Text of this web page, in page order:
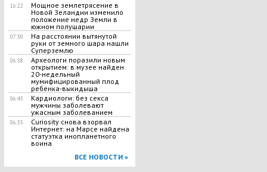
16:22
Мощное землетрясение в
Новой Зеландии изменило
положение недр Земли в
южном полушарии
07:30
На расстоянии вытянутой
руки от земного шара нашли
Суперземлю
06:58
Археологи поразили новым
открытием: в музее найден
20-недельный
мумифицированный плод
ребенка-выкидыша
06:45
Кардиологи: без секса
мужчины заболевают
ужасным заболеванием
06:35
Curiosity снова взорвал
Интернет: на Марсе найдена
статуэтка инопланетного
воина
ВСЕ НОВОСТИ »